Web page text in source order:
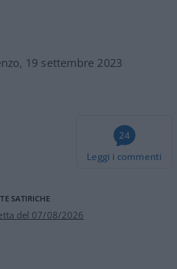
19 settembre 2023
24
Leggi i commenti
SATIRICHE
del 07/08/2026